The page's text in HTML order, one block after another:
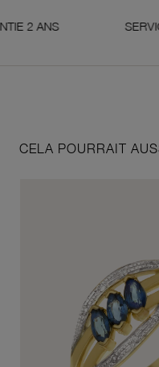
SERVICES
CELA POURRAIT